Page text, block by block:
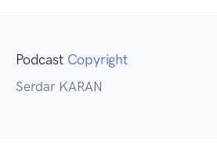
Podcast Copyright
Serdar KARAN